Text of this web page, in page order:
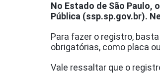
No Estado de São Paulo,
Pública (ssp.sp.gov.br).
Para fazer o registro,
obrigatórias, como placa
Vale ressaltar que o